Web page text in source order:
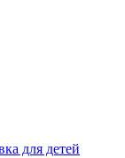
для детей